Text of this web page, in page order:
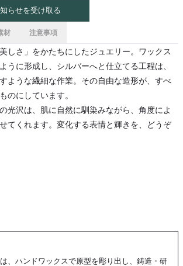
らせを受け取る
材 注意事項
しさ」をかたちにしたジュエリー。ワックス
うに形成し、シルバーへと仕立てる工程は、
ような繊細な作業。その自由な造形が、すべ
のにしています。
光沢は、肌に自然に馴染みながら、角度によ
てくれます。変化する表情と輝きを、どうぞ
、ハンドワックスで原型を彫り出し、鋳造・研